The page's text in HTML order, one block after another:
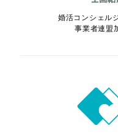
婚活コンシェル
事業者連盟